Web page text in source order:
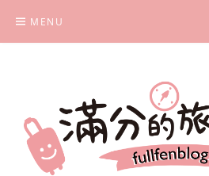
content
MENU